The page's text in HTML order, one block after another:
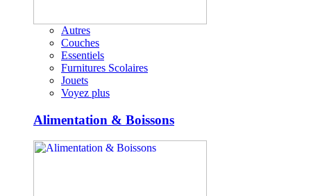
Autres
Couches
Essentiels
Furnitures Scolaires
Jouets
Voyez plus
Alimentation & Boissons